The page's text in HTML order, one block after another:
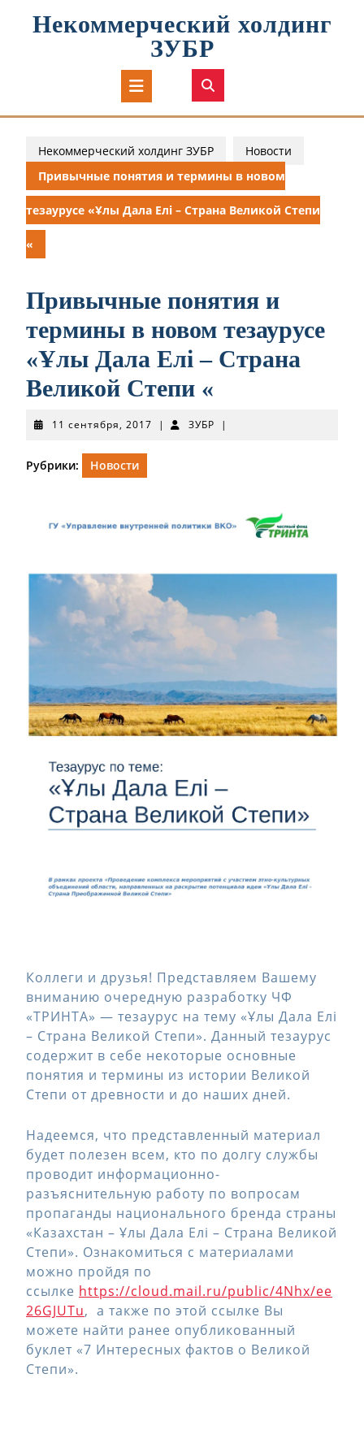
Некоммерческий холдинг
ЗУБР
Кнопка
Открыть
Некоммерческий холдинг ЗУБР
Новости
Привычные понятия и термины в новом
тезаурусе «Ұлы Дала Елі – Страна Великой Степи
«
Привычные понятия и
термины в новом тезаурусе
«Ұлы Дала Елі – Страна
Великой Степи «
11 сентября, 2017 11| ЗУБР ЗУБР
|
Рубрики: Новости
Коллеги и друзья! Представляем Вашему
вниманию очередную разработку ЧФ
«ТРИНТА» — тезаурус на тему «Ұлы Дала Елі
– Страна Великой Степи». Данный тезаурус
содержит в себе некоторые основные
понятия и термины из истории Великой
Степи от древности и до наших дней.
Надеемся, что представленный материал
будет полезен всем, кто по долгу службы
проводит информационно-
разъяснительную работу по вопросам
пропаганды национального бренда страны
«Казахстан – Ұлы Дала Елі – Страна Великой
Степи». Ознакомиться с материалами
можно пройдя по
ссылке https://cloud.mail.ru/public/4Nhx/ee
26GJUTu, а также по этой ссылке Вы
можете найти ранее опубликованный
буклет «7 Интересных фактов о Великой
Степи».